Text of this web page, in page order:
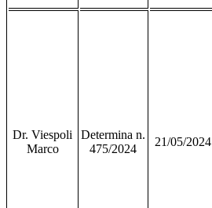
Dr. Viespoli
Marco
Determina n.
475/2024
21/05/2024